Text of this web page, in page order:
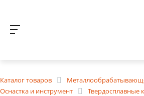
Каталог товаров
Оснастка и инструмент
Твердосплавные